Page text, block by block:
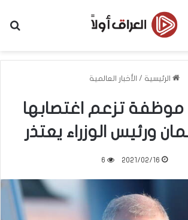
الرئيسية / الأخبار العالمية
موظفة تزعم اغتصابها
ورئيس الوزراء يعتذر
2021/02/16
6